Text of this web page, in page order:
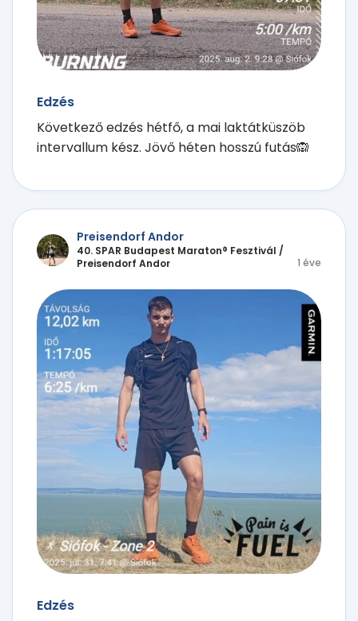
Edzés
Következő edzés hétfő, a mai laktátküszöb
intervallum kész. Jövő héten hosszú futás🙉
Preisendorf Andor
40. SPAR Budapest Maraton® Fesztivál /
Preisendorf Andor
1 éve
Edzés